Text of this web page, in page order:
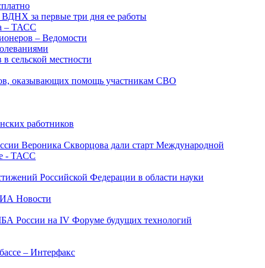
за первые три дня ее работы
– ТАСС
– Ведомости
сельской местности
оказывающих помощь участникам СВО
работников
Вероника Скворцова дали старт Международной
- ТАСС
Российской Федерации в области науки
Новости
России на IV Форуме будущих технологий
– Интерфакс